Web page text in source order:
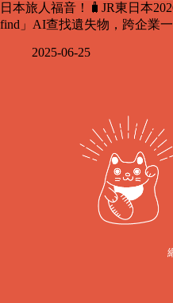
日本旅人福音！🧳JR東日本
find」AI查找遺失物，跨企業
2025-06-25